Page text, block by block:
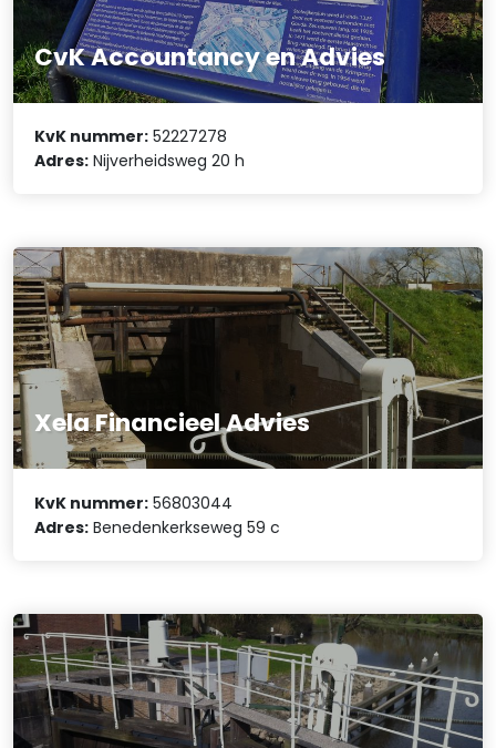
CvK Accountancy en Advies
KvK nummer: 52227278
Adres: Nijverheidsweg 20 h
Xela Financieel Advies
KvK nummer: 56803044
Adres: Benedenkerkseweg 59 c